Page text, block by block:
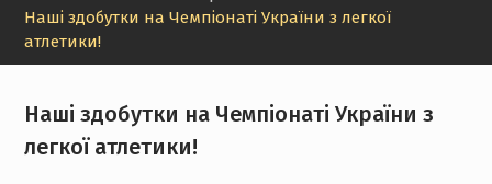
Наші здобутки на Чемпіонаті України з легкої
атлетики!
Наші здобутки на Чемпіонаті України з
легкої атлетики!